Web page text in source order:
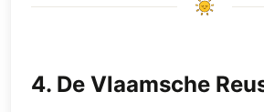
4. De Vlaamsche